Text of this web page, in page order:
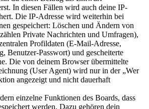
In diesen Fällen wird auch deine IP-
Die IP-Adresse wird weiterhin bei
gespeichert: Löschen und Ändern von
Private Nachrichten und Umfragen),
Profildaten (E-Mail-Adresse,
Benutzer-Passwort) und gescheiterte
Die von deinem Browser übermittelte
(User Agent) wird nur in der „Wer
angezeigt und nicht dauerhaft
einzelne Funktionen des Boards, dass
werden. Dazu gehören dein